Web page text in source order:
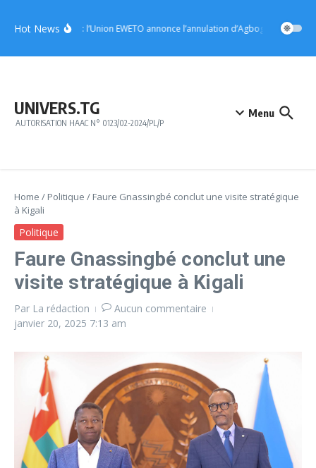
Hot NewsNotsè : l’Union EWETO annonce l’annulation d’Agbogboza 2026
UNIVERS.TG
AUTORISATION HAAC N° 0123/02-2024/PL/P
Menu
Home / Politique / Faure Gnassingbé conclut une visite stratégique
à Kigali
Politique
Faure Gnassingbé conclut une
visite stratégique à Kigali
Par La rédaction
Aucun commentaire
janvier 20, 2025 7:13 am